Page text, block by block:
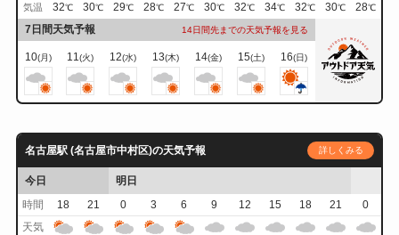
気温 32℃ 30℃ 29℃ 28℃ 27℃ 30℃ 32℃ 34℃ 32℃ 30℃ 28℃
7日間天気予報 14日間先までの天気予報を見る
10(月) 11(火) 12(水) 13(木) 14(金) 15(土) 16(日)
名古屋駅 (名古屋市中村区)の天気予報 詳しくみる
今日
明日
時間
18 21 0 3 6 9 12 15 18 21
0
天気